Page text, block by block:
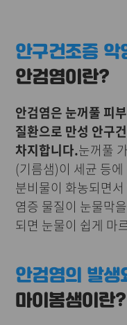
안구건조증 악
안검염이란?
안검염은 눈꺼풀 피
질환으로 만성 안구
차지합니다.눈꺼풀
(기름샘)이 세균 등
분비물이 화농되면
염증 물질이 눈물막
되면 눈물이 쉽게 마
안검염의 발생
마이봄샘이란?